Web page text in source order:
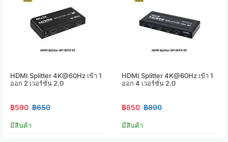
HDMI Splitter 4K@60Hz เข้า 1
ออก 2 เวอร์ชั่น 2.0
฿590 ฿650
มีสินค้า
HDMI Splitter 4K@60Hz เข้า 1
ออก 4 เวอร์ชั่น 2.0
฿850 ฿890
มีสินค้า